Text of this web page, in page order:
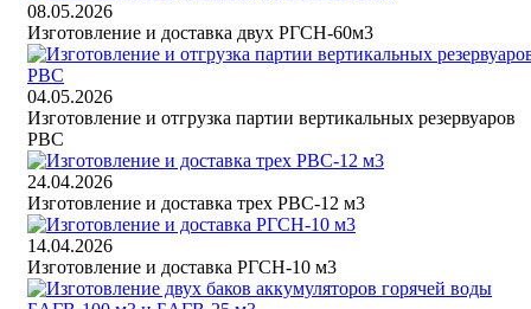
08.05.2026
Изготовление и доставка двух РГСН-60м3
04.05.2026
Изготовление и отгрузка партии вертикальных резервуаров
РВС
24.04.2026
Изготовление и доставка трех РВС-12 м3
14.04.2026
Изготовление и доставка РГСН-10 м3